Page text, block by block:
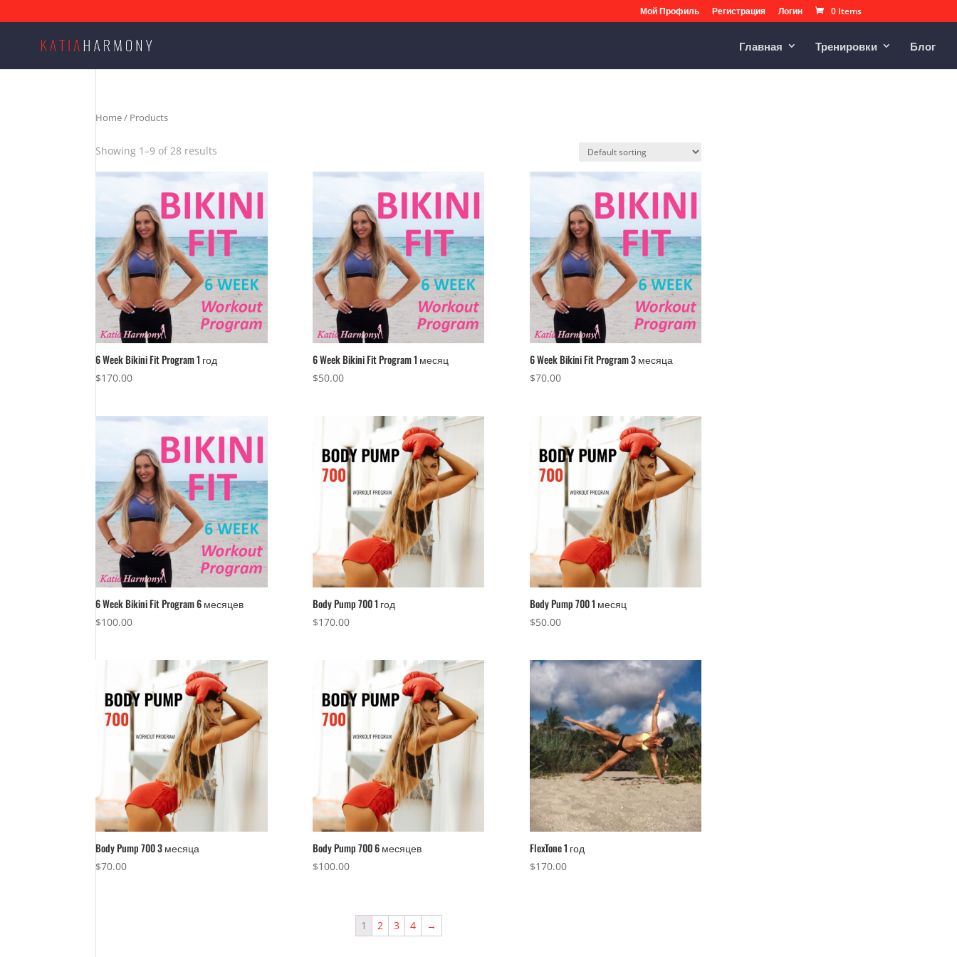
Мой Профиль Регистрация Логин 0 Items
Главная Тренировки Блог
Home/ Products
Showing 1–9 of 28 results
6 Week Bikini Fit Program 1 год
$170.00
6 Week Bikini Fit Program 1 месяц
$50.00
6 Week Bikini Fit Program 3 месяца
$70.00
6 Week Bikini Fit Program 6 месяцев
$100.00
Body Pump 700 1 год
$170.00
Body Pump 700 1 месяц
$50.00
Body Pump 700 3 месяца
$70.00
Body Pump 700 6 месяцев
$100.00
FlexTone 1 год
$170.00
1 2 3 4 →